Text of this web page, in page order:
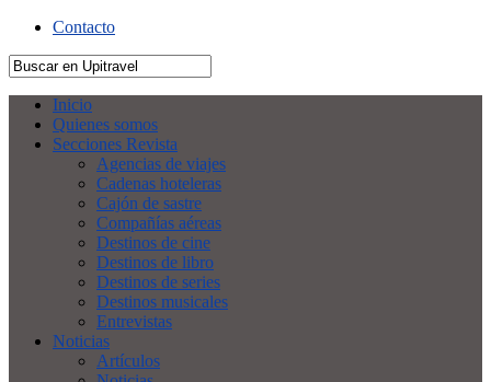
Contacto
Inicio
Quienes somos
Secciones Revista
Agencias de viajes
Cadenas hoteleras
Cajón de sastre
Compañías aéreas
Destinos de cine
Destinos de libro
Destinos de series
Destinos musicales
Entrevistas
Noticias
Artículos